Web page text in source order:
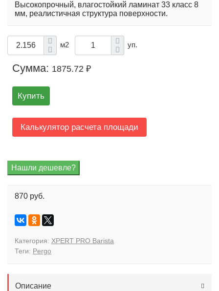
Высокопрочный, влагостойкий ламинат 33 класс 8
мм, реалистичная структура поверхности.
м2 уп.
Сумма: 1875.72 ₽
Купить
Калькулятор расчета площади
870 руб.
Категория: XPERT PRO Barista
Теги: Pergo
Описание